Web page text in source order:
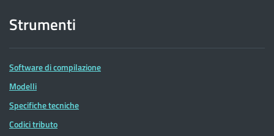
Strumenti
Software di compilazione
Modelli
Specifiche tecniche
Codici tributo